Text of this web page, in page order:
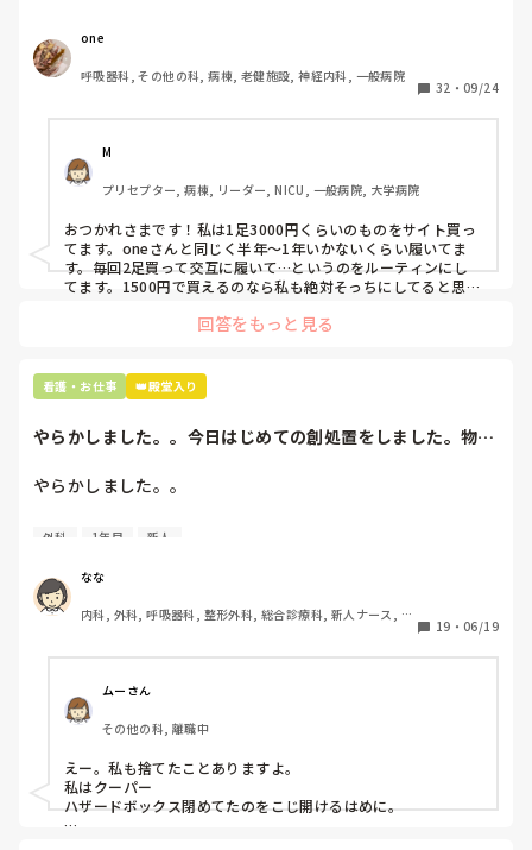
わたしの職場の指定は「白のスニーカー」。
すぐに汚くなるので1,500円は絶対に超えたくない思いがあ
半年〜1年未満で交換しています。
職場の人が「ナースシューズに3000円以上は出せない」っ
て言ってて、わたしの倍額は出せるのか！とびっくりしたの
で、世の皆さんはどうなのかなと…🤔
one
呼吸器科, その他の科, 病棟, 老健施設, 神経内科, 一般病院
32 ・ 09/24
M
プリセプター, 病棟, リーダー, NICU, 一般病院, 大学病院
おつかれさまです！私は1足3000円くらいのものをサイト買っ
てます。oneさんと同じく半年〜1年いかないくらい履いてま
す。毎回2足買って交互に履いて…というのをルーティンにし
てます。1500円で買えるのなら私も絶対そっちにしてると思う
回答をもっと見る
看護・お仕事 👑殿堂入り
やらかしました。。今日はじめての創処置をしました。物品
やらかしました。。
今日はじめての創処置をしました。
ゴミと一緒に、ノリで鑷子達を捨てました。。
患者に使用した物品は使い捨て、という認識が頭の中にあっ
て…。
プリセプターに
「普通鑷子捨てる！？明らかに使い捨てて良いような安物じ
ゃないよね？」
「そんなミスした新人、あなたが初めてだよ」
と言われました。。
たしかに、よくよく考えてみれば
手術室で使った物品も全部滅菌して使いまわすし、
外科 1年目 新人
なな
内科, 外科, 呼吸器科, 整形外科, 総合診療科, 新人ナース, 脳
19 ・ 06/19
ムーさん
その他の科, 離職中
えー。私も捨てたことありますよ。
私はクーパー
ハザードボックス閉めてたのをこじ開けるはめに。